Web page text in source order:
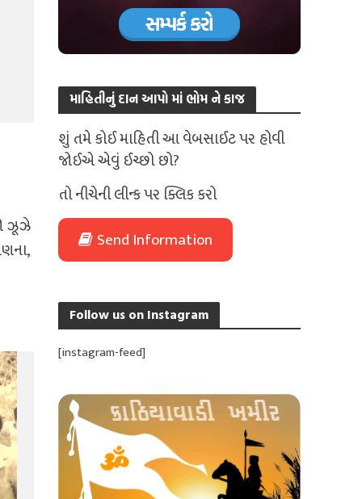
ઝૂઝે
માહિતીનું દાન આપો માં ભોમ ને કાજ
શું તમે કોઈ માહિતી આ વેબસાઈટ પર હોવી
જોઈએ એવું ઈચ્છો છો?
તો નીચેની લીન્ક પર ક્લિક કરો
Send Information
Follow us on Instagram
[instagram-feed]